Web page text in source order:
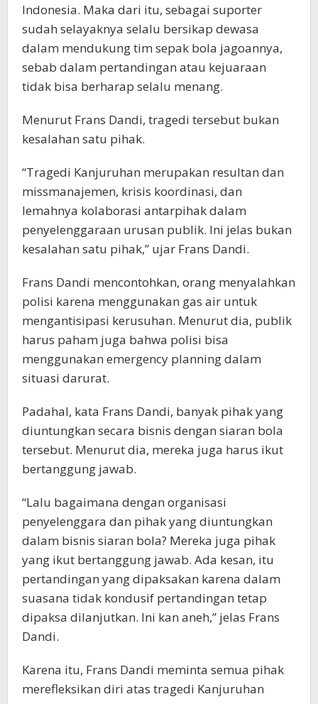
Indonesia. Maka dari itu, sebagai suporter
sudah selayaknya selalu bersikap dewasa
dalam mendukung tim sepak bola jagoannya,
sebab dalam pertandingan atau kejuaraan
tidak bisa berharap selalu menang.
Menurut Frans Dandi, tragedi tersebut bukan
kesalahan satu pihak.
“Tragedi Kanjuruhan merupakan resultan dan
missmanajemen, krisis koordinasi, dan
lemahnya kolaborasi antarpihak dalam
penyelenggaraan urusan publik. Ini jelas bukan
kesalahan satu pihak,” ujar Frans Dandi.
Frans Dandi mencontohkan, orang menyalahkan
polisi karena menggunakan gas air untuk
mengantisipasi kerusuhan. Menurut dia, publik
harus paham juga bahwa polisi bisa
menggunakan emergency planning dalam
situasi darurat.
Padahal, kata Frans Dandi, banyak pihak yang
diuntungkan secara bisnis dengan siaran bola
tersebut. Menurut dia, mereka juga harus ikut
bertanggung jawab.
“Lalu bagaimana dengan organisasi
penyelenggara dan pihak yang diuntungkan
dalam bisnis siaran bola? Mereka juga pihak
yang ikut bertanggung jawab. Ada kesan, itu
pertandingan yang dipaksakan karena dalam
suasana tidak kondusif pertandingan tetap
dipaksa dilanjutkan. Ini kan aneh,” jelas Frans
Dandi.
Karena itu, Frans Dandi meminta semua pihak
merefleksikan diri atas tragedi Kanjuruhan